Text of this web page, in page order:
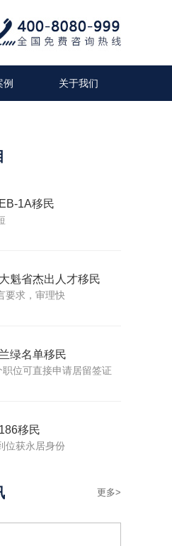
例 关于我们
1A移民
魁省杰出人才移民
要求，审理快
绿名单移民
职位可直接申请居留签证
移民
位获永居身份
更多>